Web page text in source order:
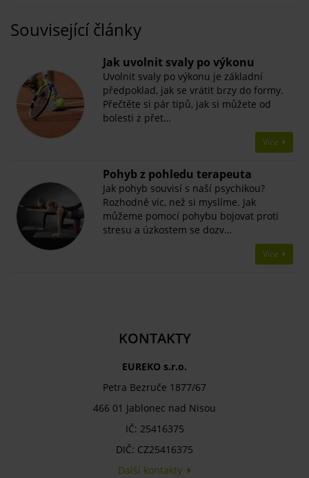
Související články
​Jak uvolnit svaly po výkonu
Uvolnit svaly po výkonu je základní
předpoklad, jak se vrátit brzy do formy.
Přečtěte si pár tipů, jak si můžete od
bolesti z přet…
Více
Pohyb z pohledu terapeuta
Jak pohyb souvisí s naší psychikou?
Rozhodně víc, než si myslíme. Jak
můžeme pomocí pohybu bojovat proti
stresu a úzkostem se dozv…
Více
KONTAKTY
EUREKO s.r.o.
Petra Bezruče 1877/67
466 01 Jablonec nad Nisou
IČ: 25416375
DIČ: CZ25416375
Další kontakty